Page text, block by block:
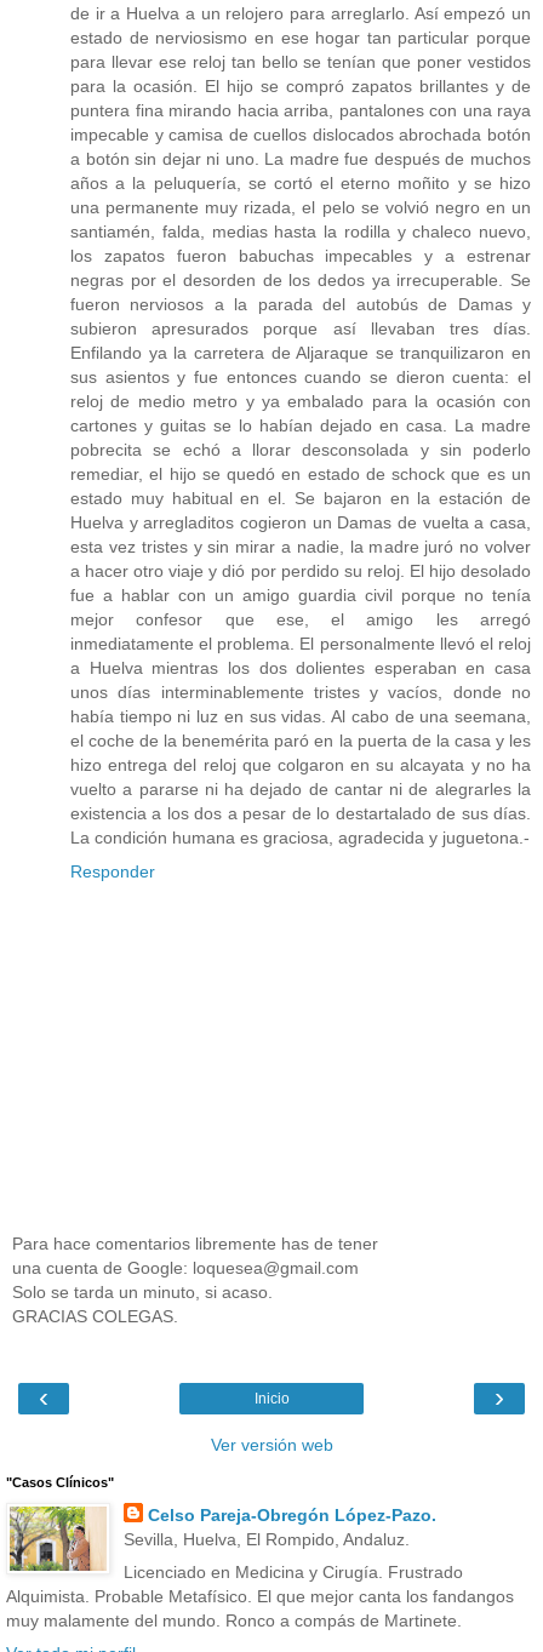
de ir a Huelva a un relojero para arreglarlo. Así empezó un
estado de nerviosismo en ese hogar tan particular porque
para llevar ese reloj tan bello se tenían que poner vestidos
para la ocasión. El hijo se compró zapatos brillantes y de
puntera fina mirando hacia arriba, pantalones con una raya
impecable y camisa de cuellos dislocados abrochada botón
a botón sin dejar ni uno. La madre fue después de muchos
años a la peluquería, se cortó el eterno moñito y se hizo
una permanente muy rizada, el pelo se volvió negro en un
santiamén, falda, medias hasta la rodilla y chaleco nuevo,
los zapatos fueron babuchas impecables y a estrenar
negras por el desorden de los dedos ya irrecuperable. Se
fueron nerviosos a la parada del autobús de Damas y
subieron apresurados porque así llevaban tres días.
Enfilando ya la carretera de Aljaraque se tranquilizaron en
sus asientos y fue entonces cuando se dieron cuenta: el
reloj de medio metro y ya embalado para la ocasión con
cartones y guitas se lo habían dejado en casa. La madre
pobrecita se echó a llorar desconsolada y sin poderlo
remediar, el hijo se quedó en estado de schock que es un
estado muy habitual en el. Se bajaron en la estación de
Huelva y arregladitos cogieron un Damas de vuelta a casa,
esta vez tristes y sin mirar a nadie, la madre juró no volver
a hacer otro viaje y dió por perdido su reloj. El hijo desolado
fue a hablar con un amigo guardia civil porque no tenía
mejor confesor que ese, el amigo les arregó
inmediatamente el problema. El personalmente llevó el reloj
a Huelva mientras los dos dolientes esperaban en casa
unos días interminablemente tristes y vacíos, donde no
había tiempo ni luz en sus vidas. Al cabo de una seemana,
el coche de la benemérita paró en la puerta de la casa y les
hizo entrega del reloj que colgaron en su alcayata y no ha
vuelto a pararse ni ha dejado de cantar ni de alegrarles la
existencia a los dos a pesar de lo destartalado de sus días.
La condición humana es graciosa, agradecida y juguetona.-
Responder
Para hace comentarios libremente has de tener
una cuenta de Google: loquesea@gmail.com
Solo se tarda un minuto, si acaso.
GRACIAS COLEGAS.
‹ ›
Inicio
Ver versión web
"Casos Clínicos"
Celso Pareja-Obregón López-Pazo.
Sevilla, Huelva, El Rompido, Andaluz.
Licenciado en Medicina y Cirugía. Frustrado
Alquimista. Probable Metafísico. El que mejor canta los fandangos
muy malamente del mundo. Ronco a compás de Martinete.